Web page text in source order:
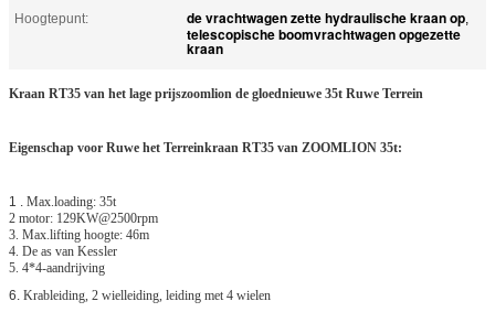
Hoogtepunt:
de vrachtwagen zette hydraulische kraan op,
telescopische boomvrachtwagen opgezette
kraan
Kraan RT35 van het lage prijszoomlion de gloednieuwe 35t Ruwe Terrein
Eigenschap voor Ruwe het Terreinkraan RT35 van ZOOMLION 35t:
1 . Max.loading: 35t
2 motor: 129KW@2500rpm
3. Max.lifting hoogte: 46m
4. De as van Kessler
5. 4*4-aandrijving
6. Krableiding, 2 wielleiding, leiding met 4 wielen